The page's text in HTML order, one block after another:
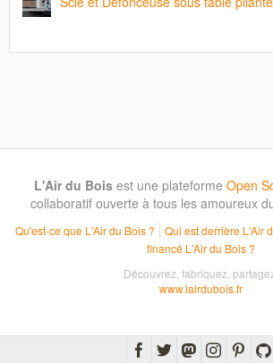
L'Air du Bois est une plateforme Open
collaboratif ouverte à tous les amoureux
Qu'est-ce que L'Air du Bois ? Qui est derrière L'Air
financé L'Air du Bois ?
Découvrez, fabriquez,
www.lairdubois.fr